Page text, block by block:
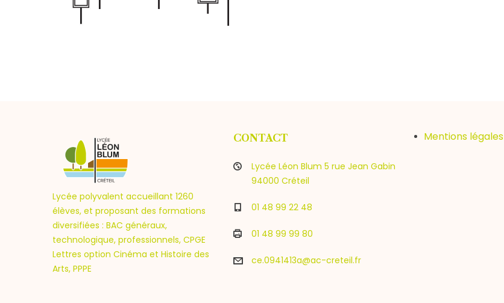
Lycée polyvalent accueillant 1260
élèves, et proposant des formations
diversifiées : BAC généraux,
technologique, professionnels, CPGE
Lettres option Cinéma et Histoire des
Arts, PPPE
CONTACT
Lycée Léon Blum 5 rue Jean Gabin
94000 Créteil
01 48 99 22 48
01 48 99 99 80
ce.0941413a@ac-creteil.fr
Mentions légales